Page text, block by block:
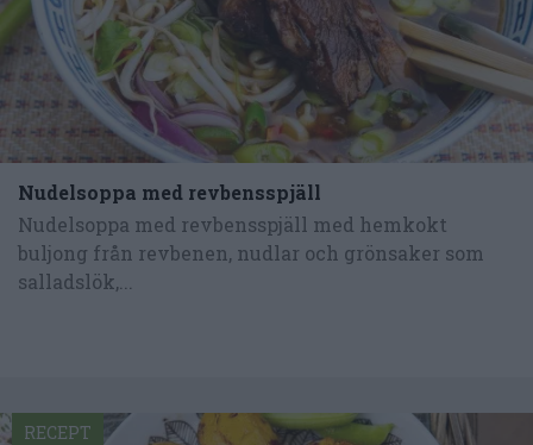
Nudelsoppa med revbensspjäll
Nudelsoppa med revbensspjäll med hemkokt
buljong från revbenen, nudlar och grönsaker som
salladslök,...
RECEPT